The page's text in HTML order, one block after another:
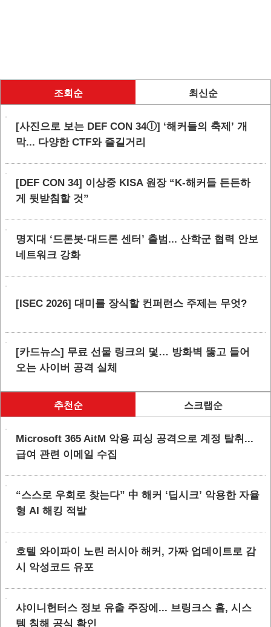
조회순 최신순
[사진으로 보는 DEF CON 34ⓛ] ‘해커들의 축제’ 개
막... 다양한 CTF와 즐길거리
[DEF CON 34] 이상중 KISA 원장 “K-해커들 든든하
게 뒷받침할 것”
명지대 ‘드론봇·대드론 센터’ 출범... 산학군 협력 안보
네트워크 강화
[ISEC 2026] 대미를 장식할 컨퍼런스 주제는 무엇?
[카드뉴스] 무료 선물 링크의 덫… 방화벽 뚫고 들어
오는 사이버 공격 실체
추천순 스크랩순
Microsoft 365 AitM 악용 피싱 공격으로 계정 탈취...
급여 관련 이메일 수집
“스스로 우회로 찾는다” 中 해커 ‘딥시크’ 악용한 자율
형 AI 해킹 적발
호텔 와이파이 노린 러시아 해커, 가짜 업데이트로 감
시 악성코드 유포
샤이니헌터스 정보 유출 주장에... 브링크스 홈, 시스
템 침해 공식 확인